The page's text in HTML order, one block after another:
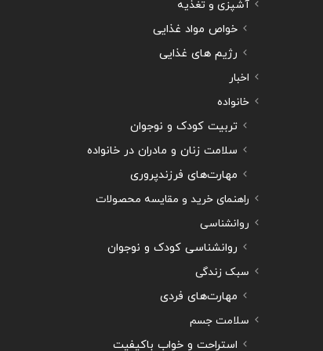
آشپزی و تغذیه
خواص مواد غذایی
رژیم های غذایی
اخبار
خانواده
تربیت کودک و نوجوان
سلامت زنان و مادران در خانواده
مهارت‌های فرزندپروری
راهنمای خرید و مقایسه محصولات
روانشناسی
روانشناسی کودک و نوجوان
سبک زندگی
مهارت‌های فردی
سلامت جسم
استراحت و خواب باکیفیت